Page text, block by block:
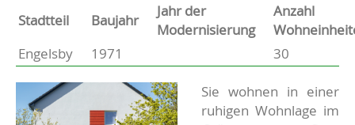
Stammdaten
Basisdaten zur Immobilie
Stadtteil Baujahr
Jahr der
Modernisierung
Anzahl
Engelsby
1971 30
Beschreibung
Sie wohnen in einer
ruhigen Wohnlage im